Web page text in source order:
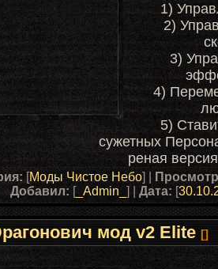
1)
2)
3)
4)
5)
сужетных
реная
[Моды Чистое Небо] |
Добавил: [_Admin_ ] | Дата: [
мод v2 Elite []